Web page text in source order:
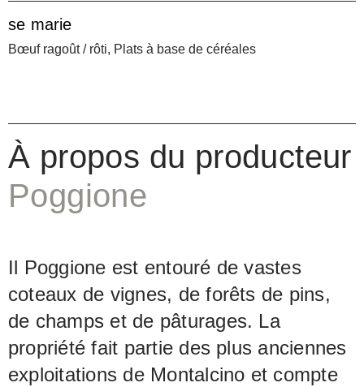
indépendamment des caprices de la
s'annoncent ; une nouvelle génération
de propriétaires (Leopoldo Franceschi)
ainsi qu'un nouveau gérant (Fabrizio
Bindocci) se sont présentés. Bien qu'ils
Brunello - la cave sera totalement
modernisée. Espérons que le rapport
qualité-prix toujours exceptionnel sera
aussi maintenu!
se marie
Bœuf ragoût / rôti, Plats à base de céréales
À propos du producteur
Poggione
Il Poggione est entouré de vastes
coteaux de vignes, de forêts de pins,
de champs et de pâturages. La
propriété fait partie des plus anciennes
exploitations de Montalcino et compte